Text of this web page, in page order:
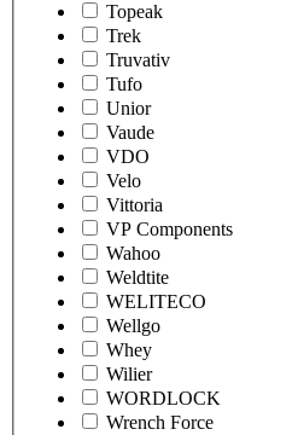
Topeak
Trek
Truvativ
Tufo
Unior
Vaude
VDO
Velo
Vittoria
VP Components
Wahoo
Weldtite
WELITECO
Wellgo
Whey
Wilier
WORDLOCK
Wrench Force